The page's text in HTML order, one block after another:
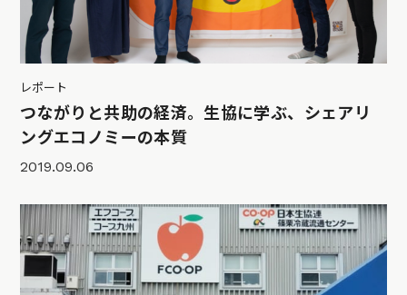
レポート
つながりと共助の経済。生協に学ぶ、シェアリ
ングエコノミーの本質
2019.09.06